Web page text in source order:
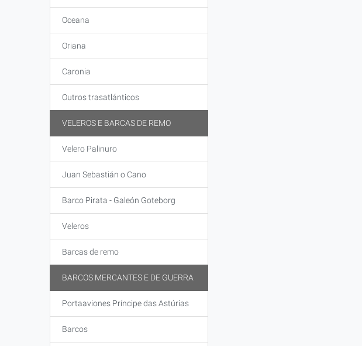
Oceana
Oriana
Caronia
Outros trasatlánticos
VELEROS E BARCAS DE REMO
Velero Palinuro
Juan Sebastián o Cano
Barco Pirata - Galeón Goteborg
Veleros
Barcas de remo
BARCOS MERCANTES E DE GUERRA
Portaaviones Príncipe das Astúrias
Barcos